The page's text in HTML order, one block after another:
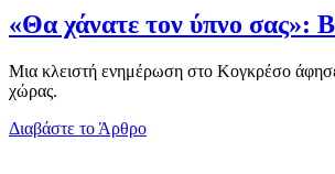
«Θα χάνατε τον ύπνο σας»:
Μια κλειστή ενημέρωση στο Κογκρέσο άφησε
χώρας.
Διαβάστε το Άρθρο